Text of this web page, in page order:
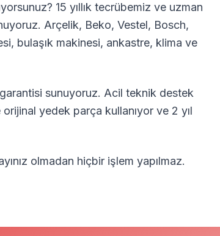
15 yıllık tecrübemiz ve uzman
Arçelik, Beko, Vestel, Bosch,
bulaşık makinesi, ankastre, klima ve
sunuyoruz. Acil teknik destek
yedek parça kullanıyor ve 2 yıl
olmadan hiçbir işlem yapılmaz.